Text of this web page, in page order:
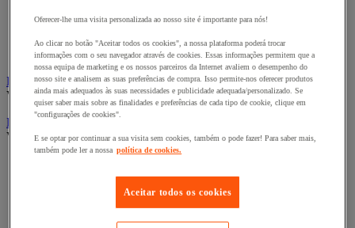
Divisórias acústicas
Divisórias antiprojeções
Mobiliário acústico
Eleições
Ver todas as categorias
Equipamento telefónico
Ver todas as categorias
Equipamento telefónico móvel
Equipamento telefónico sem fios
Telefones com fio
Videoconferência e audioconferência
Oferecer-lhe uma visita personalizada ao nosso site é importante para nós!
Ao clicar no botão "Aceitar todos os cookies", a nossa plataforma poderá trocar
informações com o seu navegador através de cookies. Essas informações permitem que a
nossa equipa de marketing e os nossos parceiros da Internet avaliem o desempenho do
nosso site e analisem as suas preferências de compra. Isso permite-nos oferecer produtos
ainda mais adequados às suas necessidades e publicidade adequada/personalizado. Se
quiser saber mais sobre as finalidades e preferências de cada tipo de cookie, clique em
"configurações de cookies".
E se optar por continuar a sua visita sem cookies, também o pode fazer! Para saber mais,
também pode ler a nossa política de cookies.
Aceitar todos os cookies